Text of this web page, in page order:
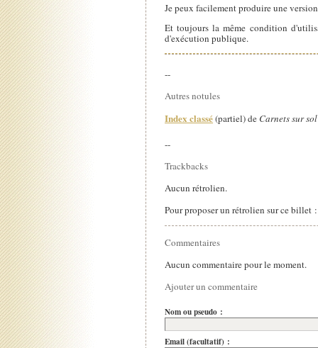
Je peux facilement produire une
Et toujours la même condition
d'exécution publique.
--
Autres notules
Index classé(partiel) de Carnets sur sol
--
Trackbacks
Aucun rétrolien.
Pour proposer un rétrolien sur ce
Commentaires
Aucun commentaire pour le moment.
Ajouter un commentaire
Nom ou pseudo :
Email (facultatif) :